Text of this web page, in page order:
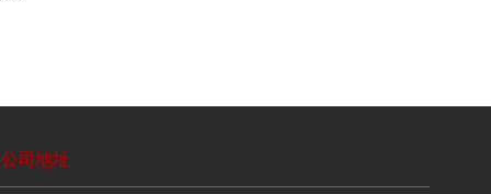
公司地址